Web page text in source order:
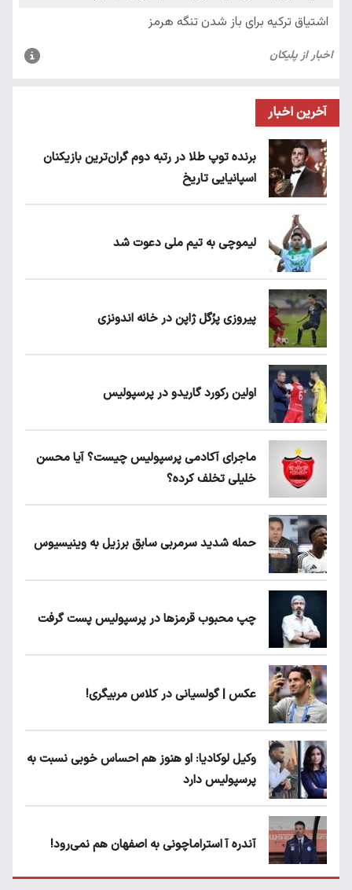
آخرین اخبار
برنده توپ طلا در رتبه دوم گران‌ترین بازیکنان
اسپانیایی تاریخ
لیموچی به تیم ملی دعوت شد
پیروزی پرُگل ژاپن در خانه اندونزی
اولین رکورد گاریدو در پرسپولیس
ماجرای آکادمی پرسپولیس چیست؟ آیا محسن
خلیلی تخلف کرده؟
حمله شدید سرمربی سابق برزیل به وینیسیوس
چپ محبوب قرمزها در پرسپولیس پست گرفت
عکس | گولسیانی در کلاس مربیگری!
وکیل لوکادیا: او هنوز هم احساس خوبی نسبت به
پرسپولیس دارد
آندره آ استراماچونی به اصفهان هم نمی‌رود!